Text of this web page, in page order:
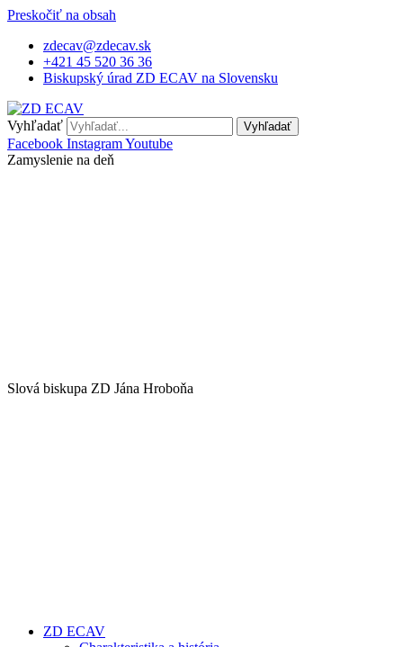
Preskočiť na obsah
zdecav@zdecav.sk
+421 45 520 36 36
Biskupský úrad ZD ECAV na Slovensku
Vyhľadať Vyhľadať
Facebook InstagramYoutube
Zamyslenie na deň
Slová biskupa ZD Jána Hroboňa
ZD ECAV